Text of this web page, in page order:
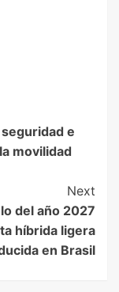
e
movilidad
Next
del año 2027
híbrida ligera
en Brasil